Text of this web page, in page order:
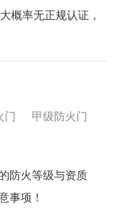
概率无正规认证，
门 甲级防火门
防火等级与资质
事项！